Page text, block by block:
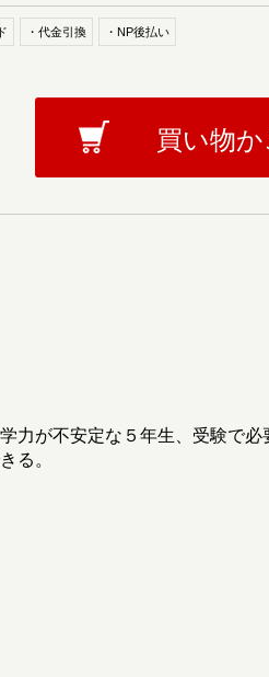
・代金引換 ・NP後払い
買い物
力が不安定な５年生、受験で必
る。